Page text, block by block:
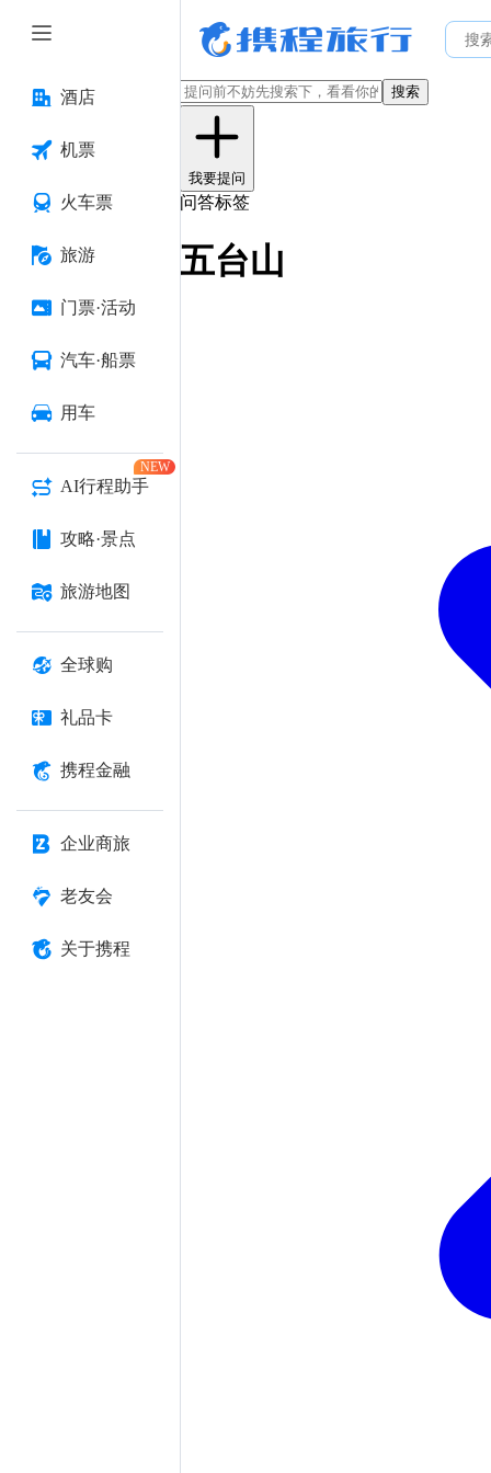
酒店
机票
火车票
旅游
门票·活动
汽车·船票
用车
AI行程助手
NEW
攻略·景点
旅游地图
全球购
礼品卡
携程金融
企业商旅
老友会
关于携程
搜索
我要提问
问答标签
五台山